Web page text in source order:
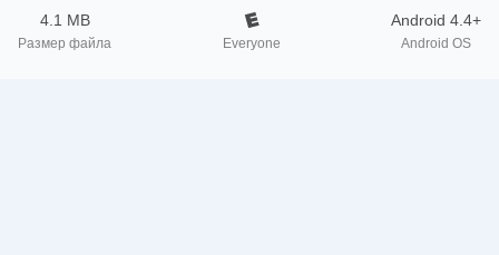
4.1 MB
Размер файла Everyone
Android 4.4+
Android OS